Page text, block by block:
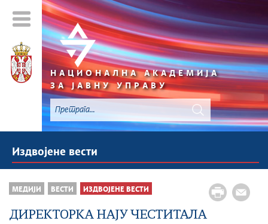
НАЦИОНАЛНА АКАДЕМИЈА
ЗА ЈАВНУ УПРАВУ
Издвојене вести
МЕДИЈИ ВЕСТИ ИЗДВОЈЕНЕ ВЕСТИ
ДИРЕКТОРКА НАЈУ ЧЕСТИТАЛА